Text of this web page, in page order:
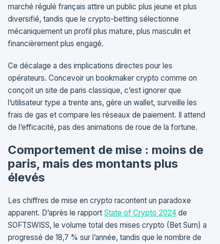
marché régulé français attire un public plus jeune et plus
diversifié, tandis que le crypto-betting sélectionne
mécaniquement un profil plus mature, plus masculin et
financièrement plus engagé.
Ce décalage a des implications directes pour les
opérateurs. Concevoir un bookmaker crypto comme on
conçoit un site de paris classique, c’est ignorer que
l’utilisateur type a trente ans, gère un wallet, surveille les
frais de gas et compare les réseaux de paiement. Il attend
de l’efficacité, pas des animations de roue de la fortune.
Comportement de mise : moins de
paris, mais des montants plus
élevés
Les chiffres de mise en crypto racontent un paradoxe
apparent. D’après le rapport State of Crypto 2024 de
SOFTSWISS, le volume total des mises crypto (Bet Sum) a
progressé de 18,7 % sur l’année, tandis que le nombre de